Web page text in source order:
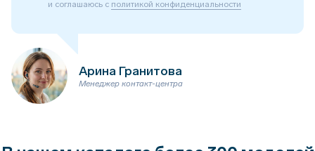
и соглашаюсь с политикой конфиденциальности
Арина Гранитова
Менеджер контакт-центра